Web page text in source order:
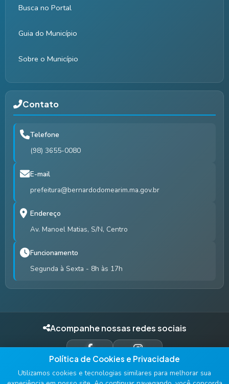
Política de Cookies e Privacidade
Utilizamos cookies e tecnologias similares para melhorar sua
Busca no Portal
Guia do Município
Sobre o Município
Contato
Telefone
(98) 3655-0080
E-mail
prefeitura@bernardodomearim.ma.gov.br
Endereço
Av. Manoel Matias, S/N, Centro
Funcionamento
Segunda à Sexta - 8h às 17h
Acompanhe nossas redes sociais
FACEBOOK INSTAGRAM